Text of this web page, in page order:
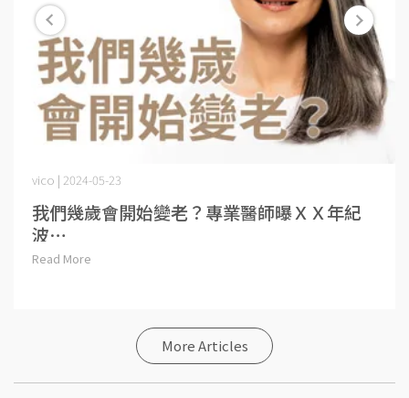
vico | 2024-05-23
我們幾歲會開始變老？專業醫師曝ＸＸ年紀
波⋯
Read More
More Articles